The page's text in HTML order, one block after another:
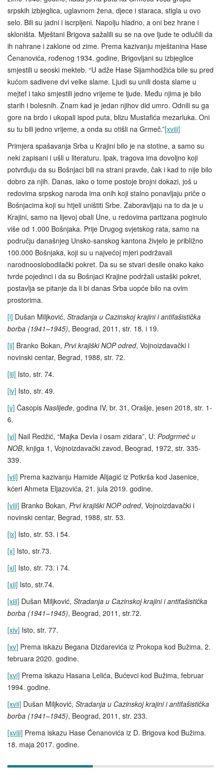
srpskih izbjeglica, uglavnom žena, djece i staraca, stigla u ovo
selo. Bili su jadni i iscrpljeni. Napolju hladno, a oni bez hrane i
skloništa. Mještani Brigova sažalili su se na ove ljude te odlučili da
ih nahrane i zaklone od zime. Prema kazivanju mještanina Hase
Ćenanovića, rođenog 1934. godine, Brigovljani su izbjeglice
smjestili u seoski mekteb. “U adže Hase Sijamhodžića bile su pred
kućom sadivene dvi velke slame. Ljudi su unili dosta slame u
mejtef i tako smjestili jedno vrijeme te ljude. Među njima je bilo
starih i bolesnih. Znam kad je jedan njihov did umro. Odnili su ga
gore na brdo i ukopali ispod puta, blizu Mustafića mezarluka. Oni
su tu bili jedno vrijeme, a onda su otišli na Grmeč.”[xviii]
Primjera spašavanja Srba u Krajini bilo je na stotine, a samo su
neki zapisani i ušli u literaturu. Ipak, tragova ima dovoljno koji
potvrđuju da su Bošnjaci bili na strani pravde, čak i kad to nije bilo
dobro za njih. Danas, iako o tome postoje brojni dokazi, još u
redovima srpskog naroda ima onih koji stalno ponavljaju priče o
Bošnjacima koji su htjeli uništiti Srbe. Zaboravljaju na to da je u
Krajini, samo na lijevoj obali Une, u redovima partizana poginulo
više od 1.000 Bošnjaka. Prije Drugog svjetskog rata, samo na
području današnjeg Unsko‑sanskog kantona živjelo je približno
100.000 Bošnjaka, koji su u najvećoj mjeri podržavali
narodnooslobodilački pokret. Da su se stvari desile onako kako
tvrde pojedinci i da su Bošnjaci Krajine podržali ustaški pokret,
postavlja se pitanje da li bi danas Srba uopće bilo na ovim
prostorima.
[i] Dušan Miljković, Stradanja u Cazinskoj krajini i antifašistička
borba (1941–1945), Beograd, 2011, str. 18. i 19.
[ii] Branko Bokan, Prvi krajiški NOP odred, Vojnoizdavački i
novinski centar, Begrad, 1988, str. 72.
[iii] Isto, str. 74.
[iv] Isto, str. 49.
[v] Časopis Naslijeđe, godina IV, br. 31, Orašje, jesen 2018, str. 1-
6.
[vi] Nail Redžić, “Majka Devla i osam zidara”, U: Podgrmeč u
NOB, knjiga 1, Vojnoizdavački zavod, Beograd, 1972, str. 335-
339.
[vii] Prema kazivanju Hamide Alijagić iz Potkrša kod Jasenice,
kćeri Ahmeta Eljazovića, 21. jula 2019. godine.
[viii] Branko Bokan, Prvi krajiški NOP odred, Vojnoizdavački i
novinski centar, Begrad, 1988, str. 53.
[ix] Isto, str. 53. i 54.
[x] Isto, str.73.
[xi] Isto, str. 73. i 74.
[xii] Isto, str.74.
[xiii] Dušan Miljković, Stradanja u Cazinskoj krajini i antifašistička
borba (1941–1945), Beograd, 2011, str.72.
[xiv] Isto, str. 77.
[xv] Prema iskazu Begana Dizdarevića iz Prokopa kod Bužima, 2.
februara 2020. godine.
[xvi] Prema iskazu Hasana Lelića, Bućevci kod Bužima, februar
1994. godine.
[xvii] Dušan Miljković, Stradanja u Cazinskoj krajini i antifašistička
borba (1941–1945), Beograd, 2011, str. 233.
[xviii] Prema iskazu Hase Ćenanovića iz D. Brigova kod Bužima.
18. maja 2017. godine.